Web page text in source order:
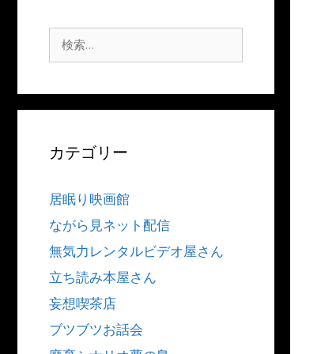
索:
カテゴリー
居眠り映画館
ながら見ネット配信
無気力レンタルビデオ屋さん
立ち読み本屋さん
妄想喫茶店
ブツブツお話会